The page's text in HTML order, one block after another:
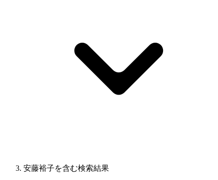
安藤裕子を含む検索結果